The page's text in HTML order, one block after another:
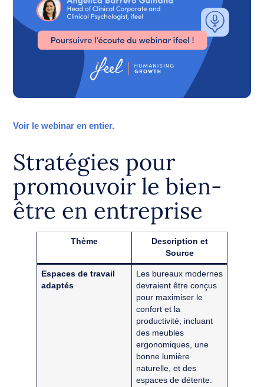
Voir le webinar en entier.
Stratégies pour
promouvoir le bien-
être en entreprise
Thème
Description et
Source
Espaces de travail
adaptés
Les bureaux modernes
devraient être conçus
pour maximiser le
confort et la
productivité, incluant
des meubles
ergonomiques, une
bonne lumière
naturelle, et des
espaces de détente.